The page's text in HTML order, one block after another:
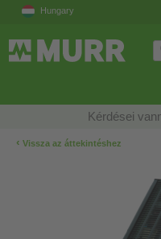
Hungary
Kérdései
‹ Vissza az áttekintéshez